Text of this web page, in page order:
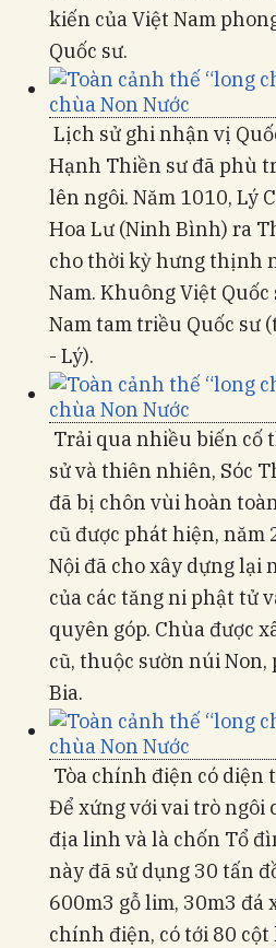
kiến của Việt Nam
Quốc sư.
Lịch sử ghi nhận vị
Hạnh Thiền sư đã phù
lên ngôi. Năm 1010, Lý
Hoa Lư (Ninh Bình) ra
cho thời kỳ hưng thịnh
Nam. Khuông Việt
Nam tam triều Quốc sư
- Lý).
Trải qua nhiều biến cố
sử và thiên nhiên, Sóc
đã bị chôn vùi hoàn
cũ được phát hiện, năm
Nội đã cho xây dựng lại
của các tăng ni phật tử
quyên góp. Chùa được
cũ, thuộc sườn núi
Bia.
Tòa chính điện có diện
Để xứng với vai trò ngôi
địa linh và là chốn Tổ
này đã sử dụng 30 tấn
600m3 gỗ lim, 30m3 đá
chính điện, có tới 80